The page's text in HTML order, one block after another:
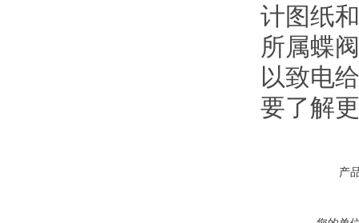
计图纸
所属蝶
以致电
要了解
产